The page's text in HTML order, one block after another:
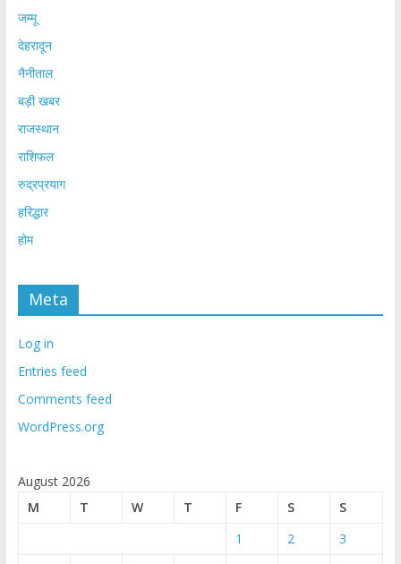
जम्मू
देहरादून
नैनीताल
बड़ी खबर
राजस्थान
राशिफल
रुद्रप्रयाग
हरिद्धार
होम
Meta
Log in
Entries feed
Comments feed
WordPress.org
August 2026
M
T W T F S
S
1
2
3